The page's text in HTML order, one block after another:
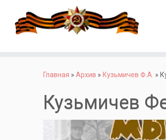
Главная » Архив » Кузьмичев Ф.А. »
Кузьмичев